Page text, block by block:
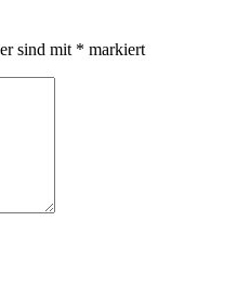
sind mit * markiert